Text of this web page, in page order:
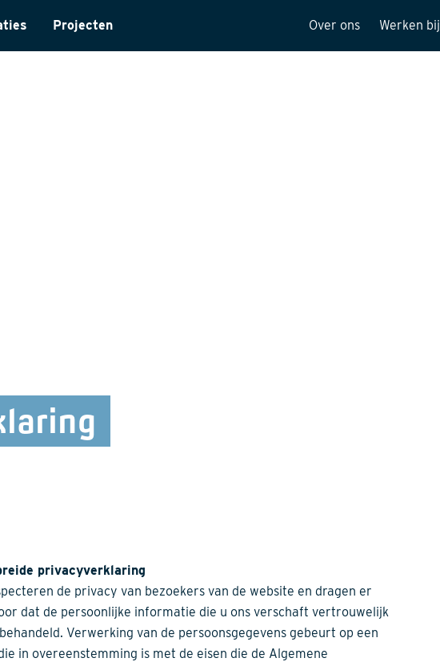
Projecten Over ons Werken bij
privacyverklaring
de privacy van bezoekers van de website en dragen er
dat de persoonlijke informatie die u ons verschaft vertrouwelijk
Verwerking van de persoonsgegevens gebeurt op een
in overeenstemming is met de eisen die de Algemene